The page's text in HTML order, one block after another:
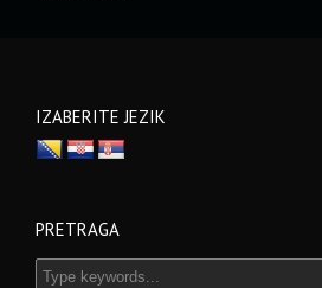
IZABERITE JEZIK
PRETRAGA